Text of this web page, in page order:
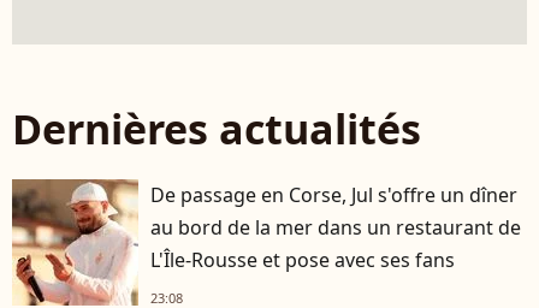
Dernières actualités
De passage en Corse, Jul s'offre un dîner
au bord de la mer dans un restaurant de
L'Île-Rousse et pose avec ses fans
23:08